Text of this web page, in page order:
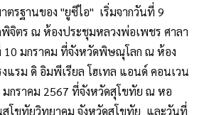
รฐานของ "ยูซีไอ" เริ่มจากวันที่ 9
จิตร ณ ห้องประชุมหลวงพ่อเพชร ศาลา
10 มกราคม ที่จังหวัดพิษณุโลก ณ ห้อง
แรม ดิ อิมพีเรียล โฮเทล แอนด์ คอนเวน
กราคม 2567 ที่จังหวัดสุโขทัย ณ หอ
สุโขทัยวิทยาคม จังหวัดสุโขทัย และวันที่